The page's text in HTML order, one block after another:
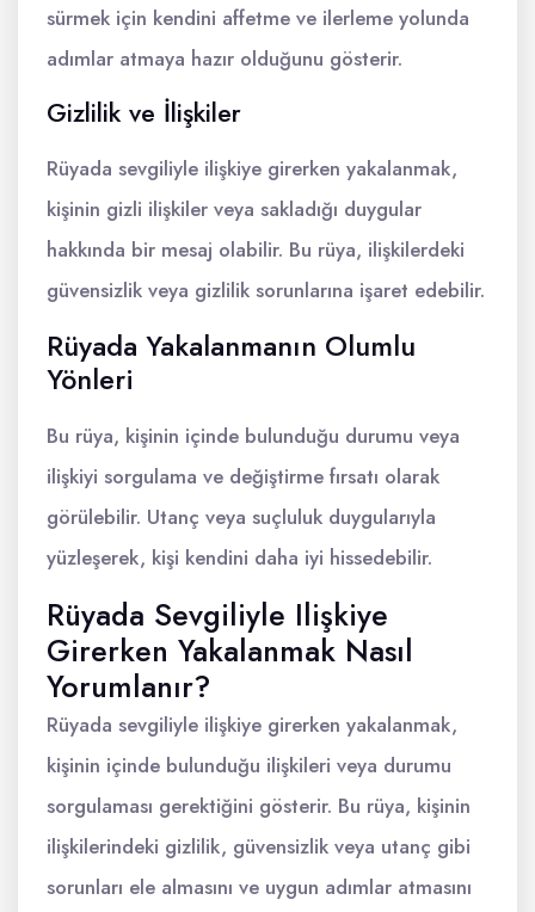
sürmek için kendini affetme ve ilerleme yolunda
adımlar atmaya hazır olduğunu gösterir.
Gizlilik ve İlişkiler
Rüyada sevgiliyle ilişkiye girerken yakalanmak,
kişinin gizli ilişkiler veya sakladığı duygular
hakkında bir mesaj olabilir. Bu rüya, ilişkilerdeki
güvensizlik veya gizlilik sorunlarına işaret edebilir.
Rüyada Yakalanmanın Olumlu
Yönleri
Bu rüya, kişinin içinde bulunduğu durumu veya
ilişkiyi sorgulama ve değiştirme fırsatı olarak
görülebilir. Utanç veya suçluluk duygularıyla
yüzleşerek, kişi kendini daha iyi hissedebilir.
Rüyada Sevgiliyle Ilişkiye
Girerken Yakalanmak Nasıl
Yorumlanır?
Rüyada sevgiliyle ilişkiye girerken yakalanmak,
kişinin içinde bulunduğu ilişkileri veya durumu
sorgulaması gerektiğini gösterir. Bu rüya, kişinin
ilişkilerindeki gizlilik, güvensizlik veya utanç gibi
sorunları ele almasını ve uygun adımlar atmasını